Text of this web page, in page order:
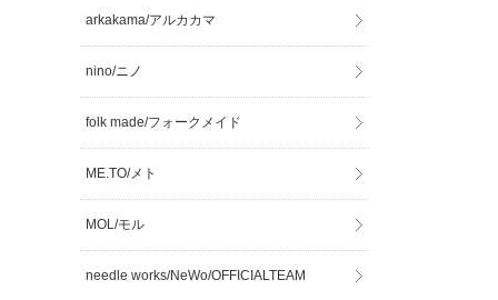
arkakama/アルカカマ
nino/ニノ
folk made/フォークメイド
ME.TO/メト
MOL/モル
needle works/NeWo/OFFICIALTEAM